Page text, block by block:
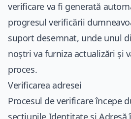
verificare va fi generată
progresul verificării
suport desemnat, unde unul
noștri va furniza actualizări și
proces.
Verificarea adresei
Procesul de verificare începe
secțiunile Identitate și Adresă